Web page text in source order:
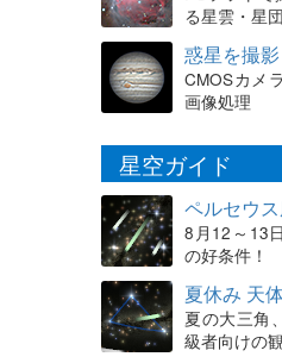
る星雲・星
惑星を撮
CMOSカメ
画像処理
星空ガイド
ペルセウ
8月12～13
の好条件！
夏休み 天
夏の大三角
級者向けの